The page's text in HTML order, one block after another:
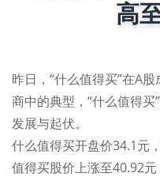
高
昨日，“什么值得买”在A
商中的典型，“什么值得
发展与起伏。
什么值得买开盘价34.1元
值得买股价上涨至40.92